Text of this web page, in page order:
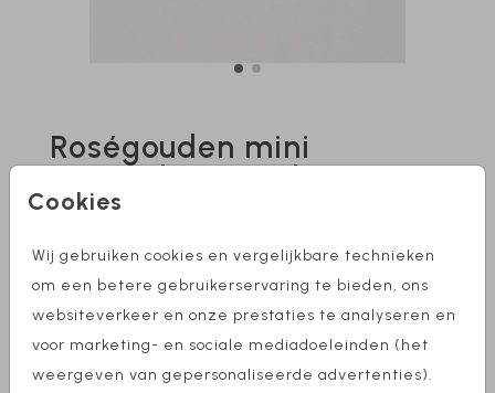
Cookies
Wij gebruiken cookies en vergelijkbare technieken
om een betere gebruikerservaring te bieden, ons
websiteverkeer en onze prestaties te analyseren en
voor marketing- en sociale mediadoeleinden (het
weergeven van gepersonaliseerde advertenties).
Roségouden mini
paperclips met hartje
(25)
Aantal x 25 paperclips
Prijs: